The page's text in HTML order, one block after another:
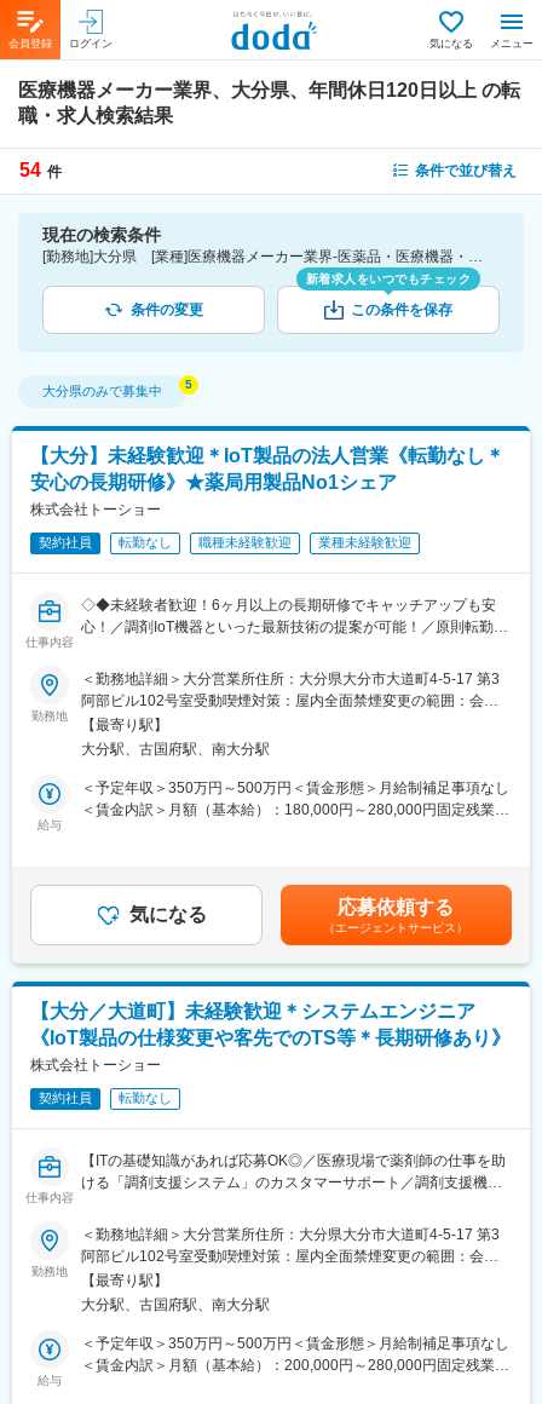
会員登録 ログイン 気になる メニュー
医療機器メーカー業界、大分県、年間休日120日以上 の転
職・求人検索結果
54 件 条件で並び替え
現在の検索条件
[勤務地]大分県 [業種]医療機器メーカー業界-医薬品・医療機器・ライフサイエンス・医療系サービス [こだわり条件ピックアップ]年間休日120日以上 [詳細条件](休日・働き方)年間休日120日以上
条件の変更
新着求人をいつでもチェック
この条件を保存
大分県のみで募集中
【大分】未経験歓迎＊IoT製品の法人営業《転勤なし＊
安心の長期研修》★薬局用製品No1シェア
株式会社トーショー
契約社員 転勤なし 職種未経験歓迎 業種未経験歓迎
仕事内容
◇◆未経験者歓迎！6ヶ月以上の長期研修でキャッチアップも安
心！／調剤IoT機器といった最新技術の提案が可能！／原則転勤は
仕事◆◇
【はじめに】
既存のお客様である調剤薬局やドラッグストアに対して、主力製
品である全自動調剤分包機などの調剤IoT機器を販売いただく職種
となります。
IoT製品の販売スキルの市場価値は上昇の一途を辿っており、同社
【業務概要】
・提案資料作成
・新規訪問
【その他補足情報】
・長期間の研修を用意しているため職種未経験＆技術的な知識が
全く無い方でも立ち上りが可能となっております。
・正社員登用は前提の採用です。就業態度に問題がなければ原則
登用となり、業界トップクラスシェアを誇る優良企業の正社員と
して安定就業が可能です。（登用率98%、試験やノルマなし）
・業界トップクラスのIoT製品や医療システムに触れる事が可能で
す。また、販売スキルだけでなく薬局運営コンサルティングのス
【ポジションの魅力】
・同社の製品やシステムが、24時間止めてはならない医療現場の
安心安全や、医療従事者の負担軽減に大きく貢献しています。
製品が多数あります。寡占市場だからこそ、競合製品を使ってい
る顧客からいかにシェアを獲得するか、試行錯誤する面白さがあ
勤務地
＜勤務地詳細＞大分営業所住所：大分県大分市大道町4-5-17 第3
阿部ビル102号室受動喫煙対策：屋内全面禁煙変更の範囲：会社
の定める事業所（リモートワーク含む）
【最寄り駅】
大分駅、古国府駅、南大分駅
給与
＜予定年収＞350万円～500万円＜賃金形態＞月給制補足事項なし
＜賃金内訳＞月額（基本給）：180,000円～280,000円固定残業手
＞※給与詳細は、年齢・スキルを考慮し決定します。■昇給：年1
回■賞与：年2回年収420万円／30歳 経験5年年収500万円／32歳
経験7年賃金はあくまでも目安の金額であり、選考を通じて上下す
る可能性があります。月給(月額)は固定手当を含めた表記です。
気になる 応募依頼する
（エージェントサービス）
【大分／大道町】未経験歓迎＊システムエンジニア
《IoT製品の仕様変更や客先でのTS等＊長期研修あり》
株式会社トーショー
契約社員 転勤なし
仕事内容
【ITの基礎知識があれば応募OK◎／医療現場で薬剤師の仕事を助
ける「調剤支援システム」のカスタマーサポート／調剤支援機
【はじめに】
当ポジションは自社販売している大型IoT製品や薬剤システムの運
用～保守を担うシステムエンジニア職となっております。未経験
からチャレンジできる事に加えて、メーカー直雇用という貴重な
求人となっております。IT領域へキャリアチェンジされたい方歓
迎しております！
勤務地
＜勤務地詳細＞大分営業所住所：大分県大分市大道町4-5-17 第3
阿部ビル102号室受動喫煙対策：屋内全面禁煙変更の範囲：会社
の定める事業所（リモートワーク含む）
【最寄り駅】
大分駅、古国府駅、南大分駅
給与
＜予定年収＞350万円～500万円＜賃金形態＞月給制補足事項なし
＜賃金内訳＞月額（基本給）：200,000円～280,000円固定残業手